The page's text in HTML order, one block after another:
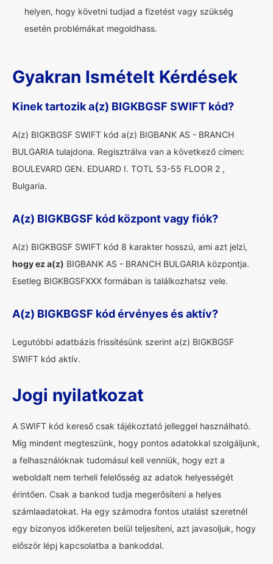
helyen, hogy követni tudjad a fizetést vagy szükség
esetén problémákat megoldhass.
Gyakran Ismételt Kérdések
Kinek tartozik a(z) BIGKBGSF SWIFT kód?
A(z) BIGKBGSF SWIFT kód a(z) BIGBANK AS - BRANCH
BULGARIA tulajdona. Regisztrálva van a következő címen:
BOULEVARD GEN. EDUARD I. TOTL 53-55 FLOOR 2 ,
Bulgaria.
A(z) BIGKBGSF kód központ vagy fiók?
A(z) BIGKBGSF SWIFT kód 8 karakter hosszú, ami azt jelzi,
hogy ez a(z) BIGBANK AS - BRANCH BULGARIA központja.
Esetleg BIGKBGSFXXX formában is találkozhatsz vele.
A(z) BIGKBGSF kód érvényes és aktív?
Legutóbbi adatbázis frissítésünk szerint a(z) BIGKBGSF
SWIFT kód aktív.
Jogi nyilatkozat
A SWIFT kód kereső csak tájékoztató jelleggel használható.
Míg mindent megteszünk, hogy pontos adatokkal szolgáljunk,
a felhasználóknak tudomásul kell venniük, hogy ezt a
weboldalt nem terheli felelősség az adatok helyességét
érintően. Csak a bankod tudja megerősíteni a helyes
számlaadatokat. Ha egy számodra fontos utalást szeretnél
egy bizonyos időkereten belül teljesíteni, azt javasoljuk, hogy
először lépj kapcsolatba a bankoddal.